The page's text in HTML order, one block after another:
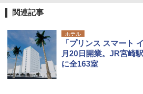
￥9,990
[キャンパーズコレク
広げるだけ パッとサ
￥680
着替えテント トイレ
通気窓付き】収納袋
関連記事
ホテル
「プリンス スマート
月20日開業。JR宮崎
に全163室